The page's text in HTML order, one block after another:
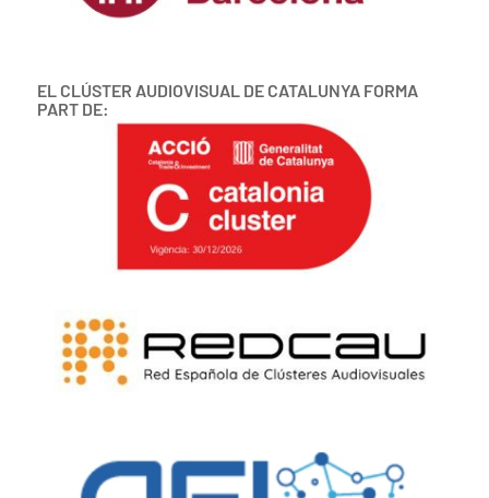
EL CLÚSTER AUDIOVISUAL DE CATALUNYA FORMA
PART DE: